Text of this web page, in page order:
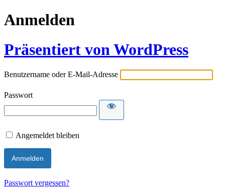
Anmelden
Präsentiert von WordPress
Benutzername oder E-Mail-Adresse
Passwort
Angemeldet bleiben
Passwort vergessen?